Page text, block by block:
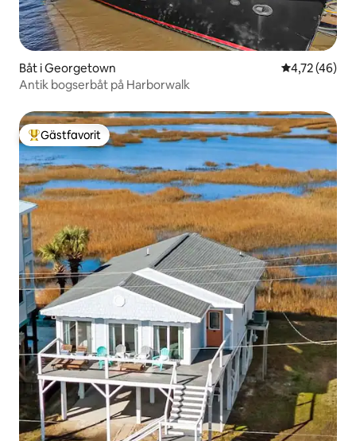
Båt i Georgetown 4,72 av 5 i
4,72 (46)
Antik bogserbåt på Harborwalk
Populär gästfavorit
Gästfavorit